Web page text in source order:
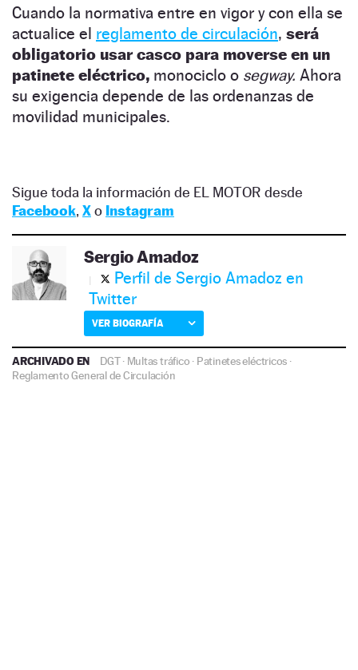
Cuando la normativa entre en vigor y con ella se
actualice el reglamento de circulación, será
obligatorio usar casco para moverse en un
patinete eléctrico, monociclo o segway. Ahora
su exigencia depende de las ordenanzas de
movilidad municipales.
Sigue toda la información de EL MOTOR desde
Facebook, Xo Instagram
Sergio Amadoz
Perfil de Sergio Amadoz en
Twitter
VER BIOGRAFÍA
ARCHIVADO EN DGT· Multas tráfico · Patinetes eléctricos ·
Reglamento General de Circulación